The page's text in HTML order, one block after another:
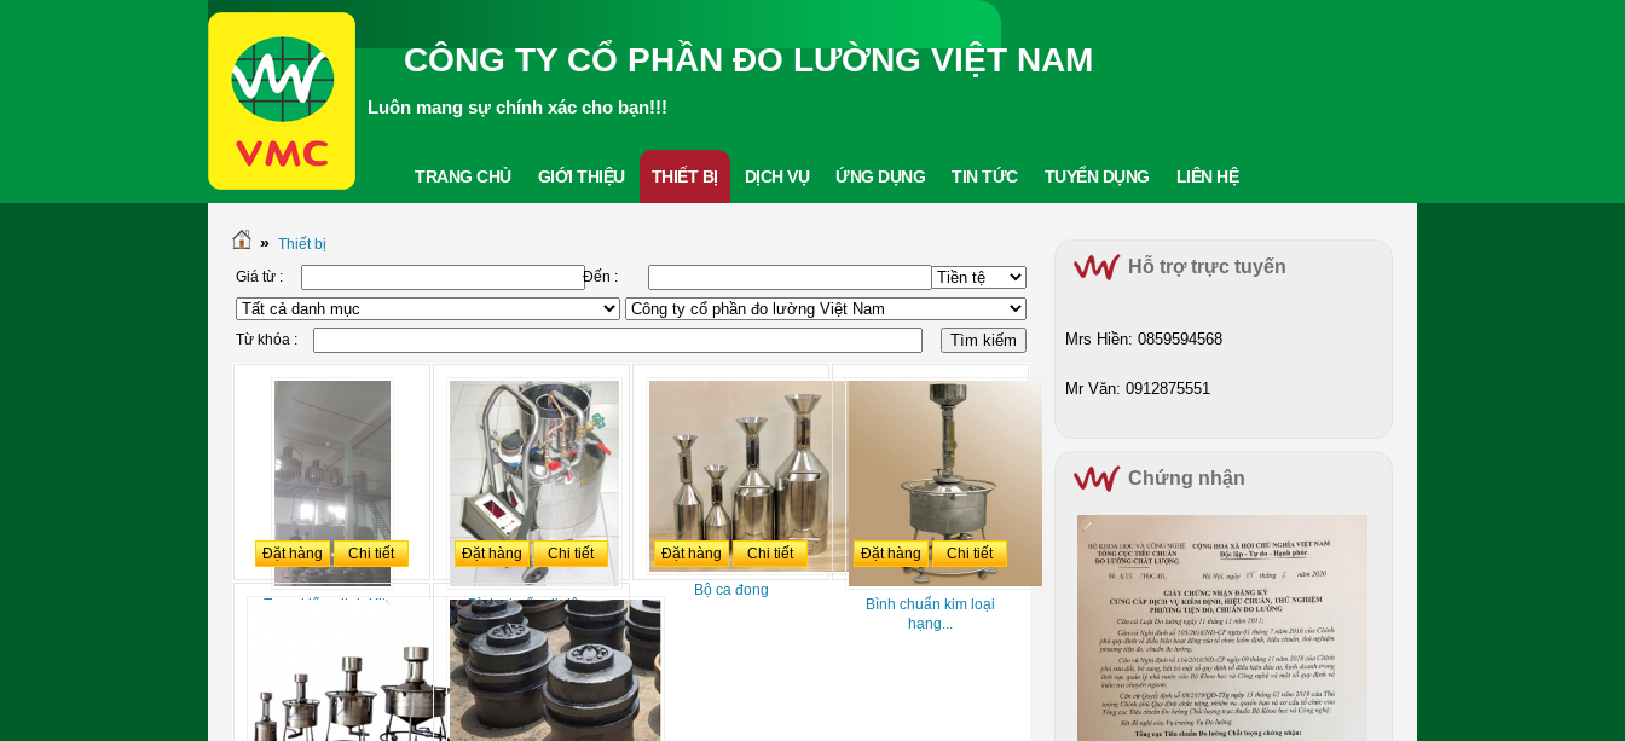
CÔNG TY CỔ PHẦN ĐO LƯỜNG VIỆT NAM
Luôn mang sự chính xác cho bạn!!!
TRANG CHỦ GIỚI THIỆU THIẾT BỊ DỊCH VỤ ỨNG DỤNG TIN TỨC TUYỂN DỤNG LIÊN HỆ
» Thiết bị
Giá từ :
Đến :
Từ khóa :
Trạm kiểm định Xitec
Đặt hàng Chi tiết
Bình chuẩn di động
kiểm...
Đặt hàng Chi tiết
Bộ ca đong
Đặt hàng Chi tiết
Bình chuẩn kim loại
hạng...
Đặt hàng Chi tiết
Hỗ trợ trực tuyến
Mrs Hiền: 0859594568
Mr Văn: 0912875551
Chứng nhận